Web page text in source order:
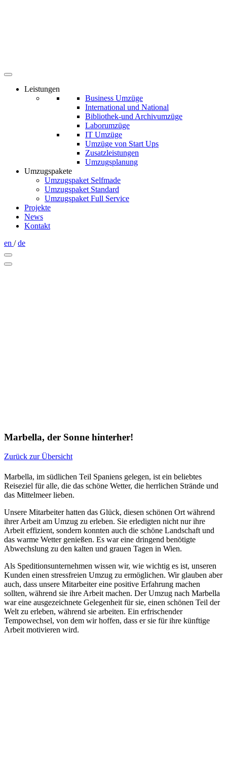
Leistungen
Business Umzüge
International und National
Bibliothek-und Archivumzüge
Laborumzüge
IT Umzüge
Umzüge von Start Ups
Zusatzleistungen
Umzugsplanung
Umzugspakete
Umzugspaket Selfmade
Umzugspaket Standard
Umzugspaket Full Service
Projekte
News
Kontakt
en /de
Marbella, der Sonne hinterher!
Zurück zur Übersicht
Marbella, im südlichen Teil Spaniens gelegen, ist ein beliebtes
Reiseziel für alle, die das schöne Wetter, die herrlichen Strände und
das Mittelmeer lieben.
Unsere Mitarbeiter hatten das Glück, diesen schönen Ort während
ihrer Arbeit am Umzug zu erleben. Sie erledigten nicht nur ihre
Arbeit effizient, sondern konnten auch die schöne Landschaft und
das warme Wetter genießen. Es war eine dringend benötigte
Abwechslung zu den kalten und grauen Tagen in Wien.
Als Speditionsunternehmen wissen wir, wie wichtig es ist, unseren
Kunden einen stressfreien Umzug zu ermöglichen. Wir glauben aber
auch, dass unsere Mitarbeiter eine positive Erfahrung machen
sollten, während sie ihre Arbeit machen. Der Umzug nach Marbella
war eine ausgezeichnete Gelegenheit für sie, einen schönen Teil der
Welt zu erleben, während sie arbeiten. Ein erfrischender
Tempowechsel, von dem wir hoffen, dass er sie für ihre künftige
Arbeit motivieren wird.